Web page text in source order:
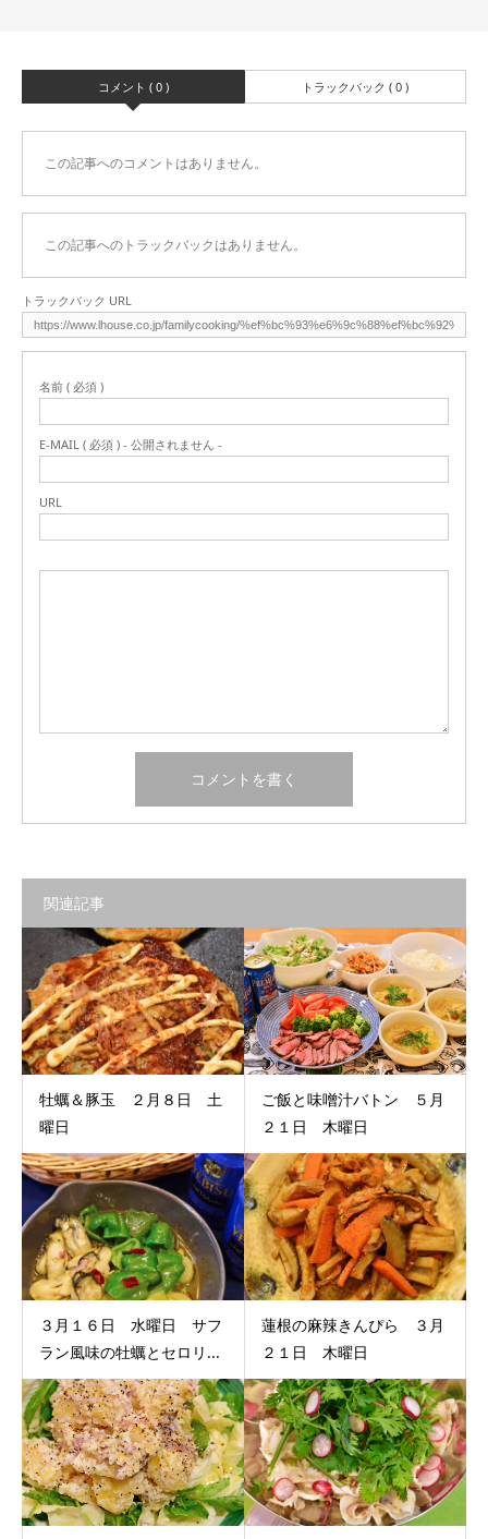
コメント ( 0 ) トラックバック ( 0 )
この記事へのコメントはありません。
この記事へのトラックバックはありません。
トラックバック URL
名前 ( 必須 )
E-MAIL ( 必須 ) - 公開されません -
URL
関連記事
牡蠣＆豚玉 ２月８日 土
曜日
ご飯と味噌汁バトン ５月
２１日 木曜日
３月１６日 水曜日 サフ
ラン風味の牡蠣とセロリ...
蓮根の麻辣きんぴら ３月
２１日 木曜日